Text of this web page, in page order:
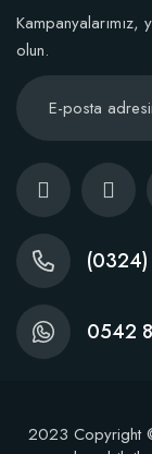
BestSol Sıvı
olun.
0542
2023 Copyright